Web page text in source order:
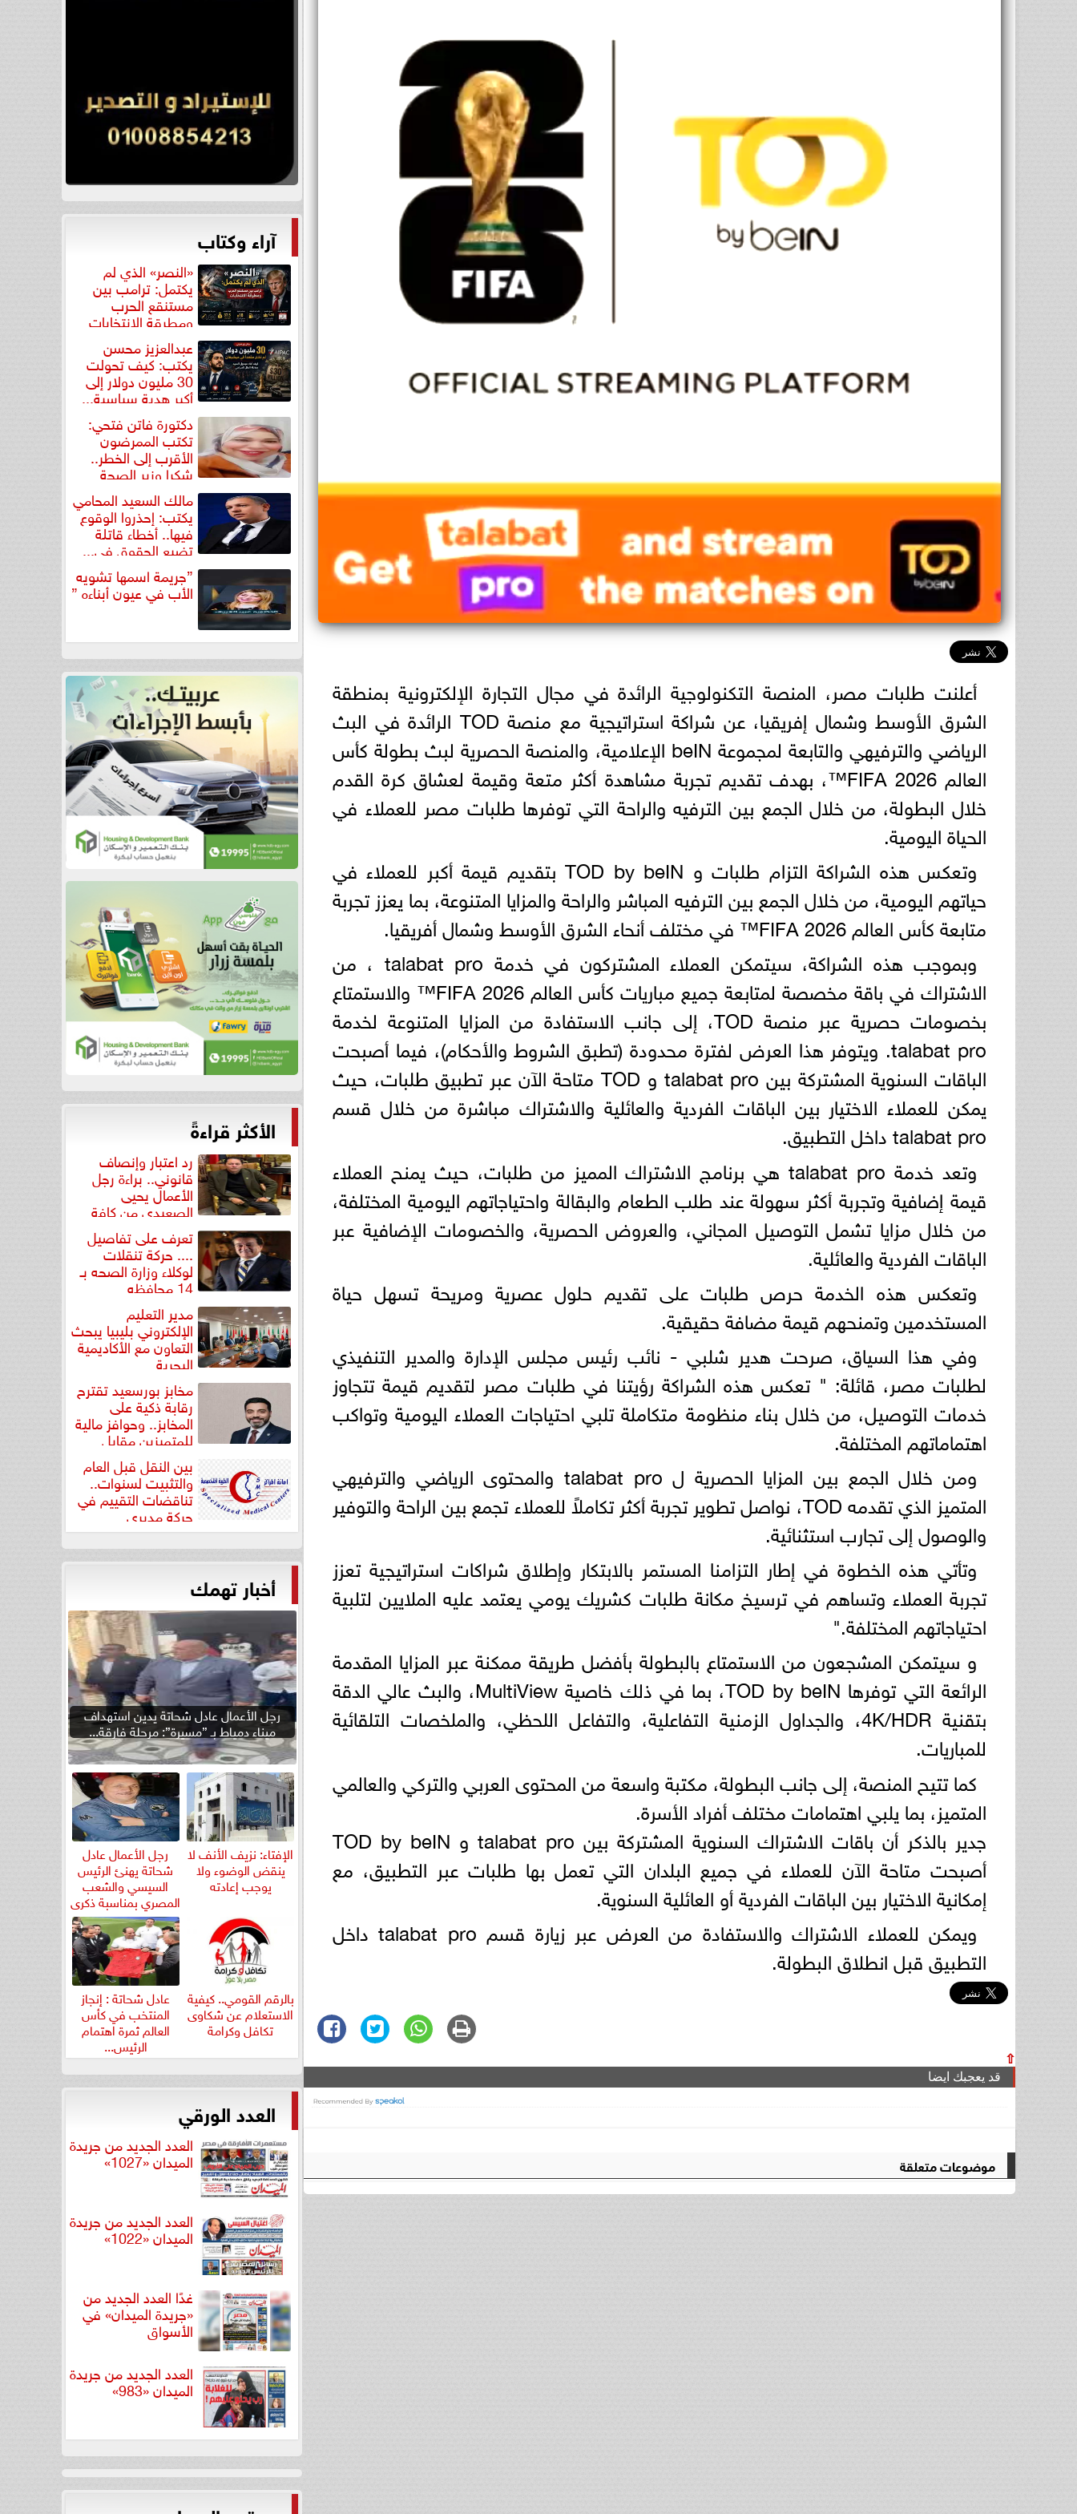
أعلنت طلبات مصر، المنصة التكنولوجية الرائدة في مجال التجارة الإلكترونية بمنطقة
الشرق الأوسط وشمال إفريقيا، عن شراكة استراتيجية مع منصة TOD الرائدة في البث
الرياضي والترفيهي والتابعة لمجموعة beIN الإعلامية، والمنصة الحصرية لبث بطولة كأس
العالم FIFA 2026™️، بهدف تقديم تجربة مشاهدة أكثر متعة وقيمة لعشاق كرة القدم
خلال البطولة، من خلال الجمع بين الترفيه والراحة التي توفرها طلبات مصر للعملاء في
الحياة اليومية.
وتعكس هذه الشراكة التزام طلبات و TOD by beIN بتقديم قيمة أكبر للعملاء في
حياتهم اليومية، من خلال الجمع بين الترفيه المباشر والراحة والمزايا المتنوعة، بما يعزز تجربة
متابعة كأس العالم FIFA 2026™️ في مختلف أنحاء الشرق الأوسط وشمال أفريقيا.
وبموجب هذه الشراكة، سيتمكن العملاء المشتركون في خدمة talabat pro ، من
الاشتراك في باقة مخصصة لمتابعة جميع مباريات كأس العالم FIFA 2026™️ والاستمتاع
بخصومات حصرية عبر منصة TOD، إلى جانب الاستفادة من المزايا المتنوعة لخدمة
talabat pro. ويتوفر هذا العرض لفترة محدودة (تطبق الشروط والأحكام)، فيما أصبحت
الباقات السنوية المشتركة بين talabat pro و TOD متاحة الآن عبر تطبيق طلبات، حيث
يمكن للعملاء الاختيار بين الباقات الفردية والعائلية والاشتراك مباشرة من خلال قسم
talabat pro داخل التطبيق.
وتعد خدمة talabat pro هي برنامج الاشتراك المميز من طلبات، حيث يمنح العملاء
قيمة إضافية وتجربة أكثر سهولة عند طلب الطعام والبقالة واحتياجاتهم اليومية المختلفة،
من خلال مزايا تشمل التوصيل المجاني، والعروض الحصرية، والخصومات الإضافية عبر
الباقات الفردية والعائلية.
وتعكس هذه الخدمة حرص طلبات على تقديم حلول عصرية ومريحة تسهل حياة
المستخدمين وتمنحهم قيمة مضافة حقيقية.
وفي هذا السياق، صرحت هدير شلبي - نائب رئيس مجلس الإدارة والمدير التنفيذي
لطلبات مصر، قائلة: " تعكس هذه الشراكة رؤيتنا في طلبات مصر لتقديم قيمة تتجاوز
خدمات التوصيل، من خلال بناء منظومة متكاملة تلبي احتياجات العملاء اليومية وتواكب
اهتماماتهم المختلفة.
ومن خلال الجمع بين المزايا الحصرية ل talabat pro والمحتوى الرياضي والترفيهي
المتميز الذي تقدمه TOD، نواصل تطوير تجربة أكثر تكاملاً للعملاء تجمع بين الراحة والتوفير
والوصول إلى تجارب استثنائية.
وتأتي هذه الخطوة في إطار التزامنا المستمر بالابتكار وإطلاق شراكات استراتيجية تعزز
تجربة العملاء وتساهم في ترسيخ مكانة طلبات كشريك يومي يعتمد عليه الملايين لتلبية
احتياجاتهم المختلفة."
و سيتمكن المشجعون من الاستمتاع بالبطولة بأفضل طريقة ممكنة عبر المزايا المقدمة
الرائعة التي توفرها TOD by beIN، بما في ذلك خاصية MultiView، والبث عالي الدقة
بتقنية 4K/HDR، والجداول الزمنية التفاعلية، والتفاعل اللحظي، والملخصات التلقائية
للمباريات.
كما تتيح المنصة، إلى جانب البطولة، مكتبة واسعة من المحتوى العربي والتركي والعالمي
المتميز، بما يلبي اهتمامات مختلف أفراد الأسرة.
جدير بالذكر أن باقات الاشتراك السنوية المشتركة بين talabat pro و TOD by beIN
أصبحت متاحة الآن للعملاء في جميع البلدان التي تعمل بها طلبات عبر التطبيق، مع
إمكانية الاختيار بين الباقات الفردية أو العائلية السنوية.
ويمكن للعملاء الاشتراك والاستفادة من العرض عبر زيارة قسم talabat pro داخل
التطبيق قبل انطلاق البطولة.
⇧
قد يعجبك ايضا
موضوعات متعلقة
آراء وكتاب
«النصر» الذي لم
يكتمل: ترامب بين
مستنقع الحرب
ومطرقة الانتخابات
عبدالعزيز محسن
يكتب: كيف تحولت
30 مليون دولار إلى
أكبر هدية سياسية...
دكتورة فاتن فتحي:
تكتب الممرضون
الأقرب إلى الخطر..
شكرا وزير الصحة
لتكريم... مالك السعيد المحامي
يكتب: إحذروا الوقوع
فيها.. أخطاء قاتلة
تضيع الحقوق في...
”جريمة اسمها تشويه
الأب في عيون أبناءه ”
الأكثر قراءةً
رد اعتبار وإنصاف
قانوني.. براءة رجل
الأعمال يحيى
الصعيدي من كافة
التهم... تعرف على تفاصيل
.... حركة تنقلات
لوكلاء وزارة الصحه بـ
14 محافظه
مدير التعليم
الإلكتروني بليبيا يبحث
التعاون مع الأكاديمية
البحرية
مخابز بورسعيد تقترح
رقابة ذكية على
المخابز.. وحوافز مالية
للمتميزين مقابل
بين النقل قبل العام
والتثبيت لسنوات..
تناقضات التقييم في
حركة مديري
”مستشفيات...
أخبار تهمك
رجل الأعمال عادل شحاتة يدين استهداف
ميناء دمياط بـ ”مسيرة”: مرحلة فارقة...
الإفتاء: نزيف الأنف لا
ينقض الوضوء ولا
يوجب إعادته
رجل الأعمال عادل
شحاتة يهنئ الرئيس
السيسي والشعب
المصري بمناسبة ذكرى
ثورة...
بالرقم القومي.. كيفية
الاستعلام عن شكاوى
تكافل وكرامة
عادل شحاتة : إنجاز
المنتخب في كأس
العالم ثمرة اهتمام
الرئيس...
العدد الورقي
العدد الجديد من جريدة
الميدان «1027»
العدد الجديد من جريدة
الميدان «1022»
غدًا العدد الجديد من
«جريدة الميدان» في
الأسواق
العدد الجديد من جريدة
الميدان «983»